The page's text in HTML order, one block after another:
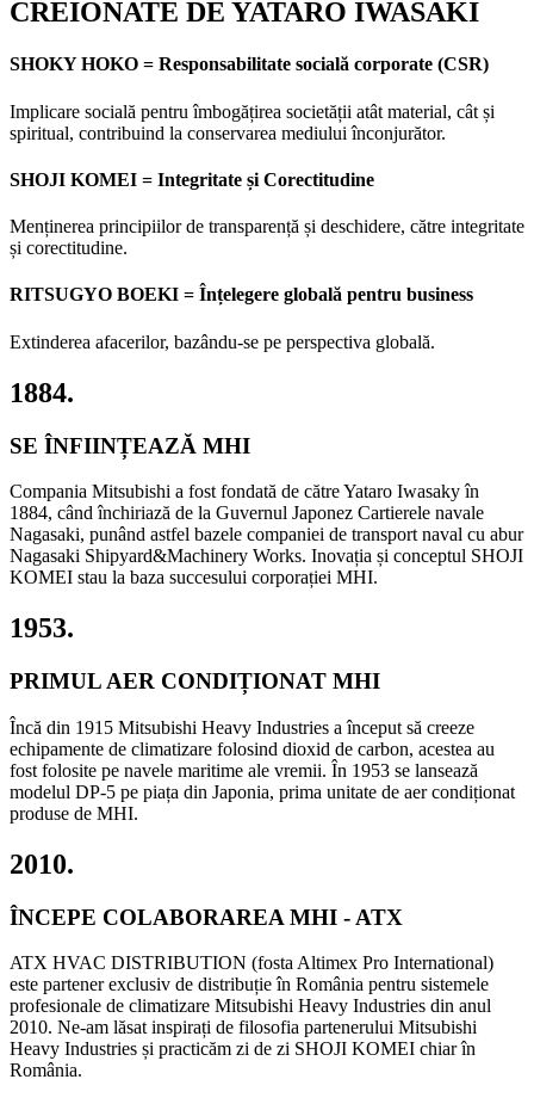
CREIONATE DE YATARO IWASAKI
SHOKY HOKO = Responsabilitate socială corporate (CSR)
Implicare socială pentru îmbogățirea societății atât material, cât și
spiritual, contribuind la conservarea mediului înconjurător.
SHOJI KOMEI = Integritate și Corectitudine
Menținerea principiilor de transparență și deschidere, către integritate
și corectitudine.
RITSUGYO BOEKI = Înțelegere globală pentru business
Extinderea afacerilor, bazându-se pe perspectiva globală.
1884.
SE ÎNFIINȚEAZĂ MHI
Compania Mitsubishi a fost fondată de către Yataro Iwasaky în
1884, când închiriază de la Guvernul Japonez Cartierele navale
Nagasaki, punând astfel bazele companiei de transport naval cu abur
Nagasaki Shipyard&Machinery Works. Inovația și conceptul SHOJI
KOMEI stau la baza succesului corporației MHI.
1953.
PRIMUL AER CONDIȚIONAT MHI
Încă din 1915 Mitsubishi Heavy Industries a început să creeze
echipamente de climatizare folosind dioxid de carbon, acestea au
fost folosite pe navele maritime ale vremii. În 1953 se lansează
modelul DP-5 pe piața din Japonia, prima unitate de aer condiționat
produse de MHI.
2010.
ÎNCEPE COLABORAREA MHI - ATX
ATX HVAC DISTRIBUTION (fosta Altimex Pro International)
este partener exclusiv de distribuție în România pentru sistemele
profesionale de climatizare Mitsubishi Heavy Industries din anul
2010. Ne-am lăsat inspirați de filosofia partenerului Mitsubishi
Heavy Industries și practicăm zi de zi SHOJI KOMEI chiar în
România.